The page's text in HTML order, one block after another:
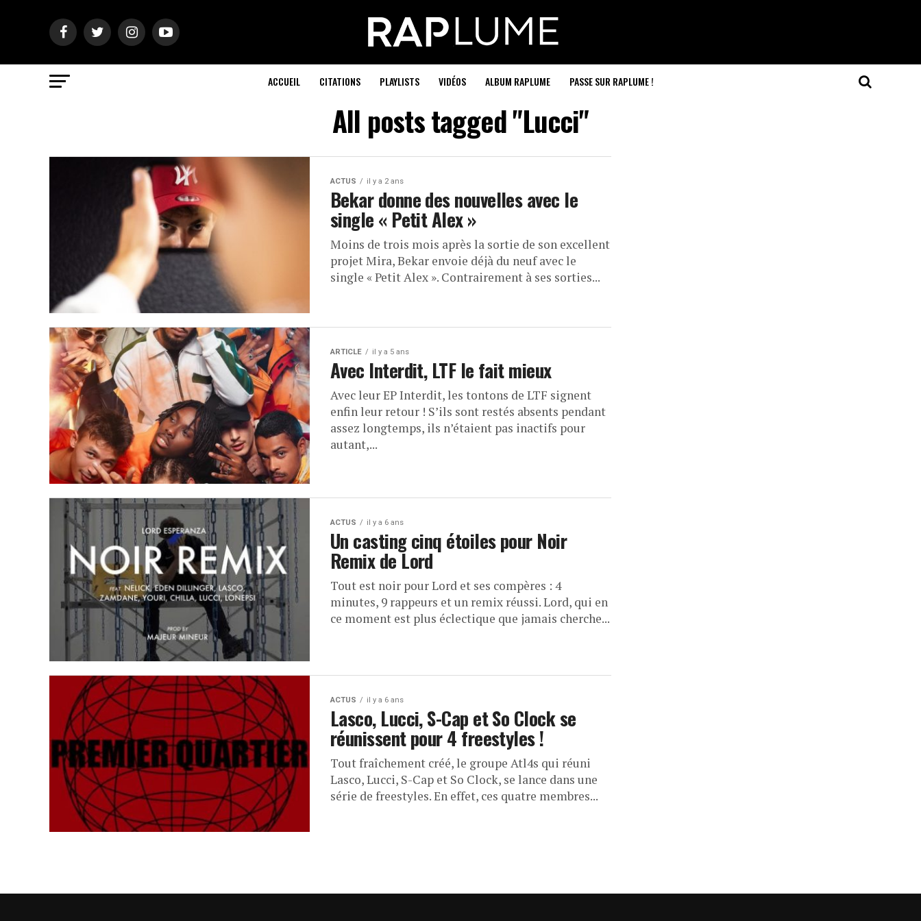
ACCUEIL CITATIONS PLAYLISTS VIDÉOS ALBUM RAPLUME PASSE SUR RAPLUME !
All posts tagged "Lucci"
ACTUS il y a 2 ans
Bekar donne des nouvelles avec le
single « Petit Alex »
Moins de trois mois après la sortie de son excellent
projet Mira, Bekar envoie déjà du neuf avec le
single « Petit Alex ». Contrairement à ses sorties...
ARTICLE il y a 5 ans
Avec Interdit, LTF le fait mieux
Avec leur EP Interdit, les tontons de LTF signent
enfin leur retour ! S’ils sont restés absents pendant
assez longtemps, ils n’étaient pas inactifs pour
autant,...
ACTUS il y a 6 ans
Un casting cinq étoiles pour Noir
Remix de Lord
Tout est noir pour Lord et ses compères : 4
minutes, 9 rappeurs et un remix réussi. Lord, qui en
ce moment est plus éclectique que jamais cherche...
ACTUS il y a 6 ans
Lasco, Lucci, S-Cap et So Clock se
réunissent pour 4 freestyles !
Tout fraîchement créé, le groupe Atl4s qui réuni
Lasco, Lucci, S-Cap et So Clock, se lance dans une
série de freestyles. En effet, ces quatre membres...